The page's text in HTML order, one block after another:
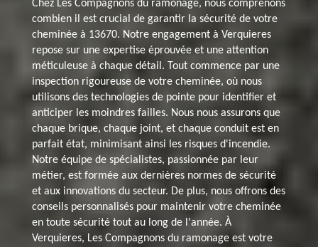
Chez Les Compagnons du ramonage, nous comprenons
combien il est crucial de garantir la sécurité de votre
cheminée à 13670. Notre engagement à Verquieres
repose sur une expertise éprouvée et une attention
méticuleuse à chaque détail. Tout commence par une
inspection rigoureuse de votre cheminée, où nous
utilisons des technologies de pointe pour identifier et
anticiper les moindres failles. Nous nous assurons que
chaque brique, chaque joint, et chaque conduit est en
parfait état, minimisant ainsi les risques d'incendie.
Notre équipe de spécialistes, passionnée par leur
métier, est formée aux dernières normes de sécurité
et aux innovations du secteur. De plus, nous offrons des
conseils personnalisés pour maintenir votre cheminée
en toute sécurité tout au long de l'année. À
Verquieres, Les Compagnons du ramonage est votre